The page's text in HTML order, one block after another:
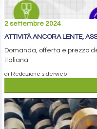
2 settembre 2024
ATTIVITÀ ANCORA LENTE,
Domanda, offerta e prezzo
italiana
di Redazione siderweb